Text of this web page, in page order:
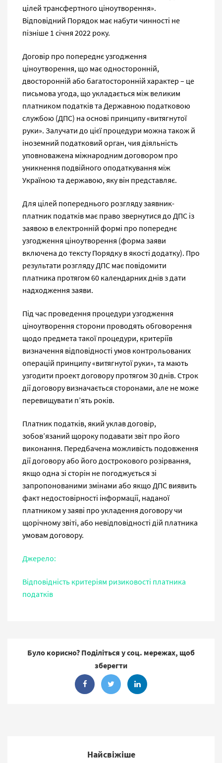
цілей трансфертного ціноутворення».
Відповідний Порядок має набути чинності не
пізніше 1 січня 2022 року.
Договір про попереднє узгодження
ціноутворення, що має односторонній,
двосторонній або багатосторонній характер – це
письмова угода, що укладається між великим
платником податків та Державною податковою
службою (ДПС) на основі принципу «витягнутої
руки». Залучати до цієї процедури можна також й
іноземний податковий орган, чия діяльність
уповноважена міжнародним договором про
уникнення подвійного оподаткування між
Україною та державою, яку він представляє.
Для цілей попереднього розгляду заявник-
платник податків має право звернутися до ДПС із
заявою в електронній формі про попереднє
узгодження ціноутворення (форма заяви
включена до тексту Порядку в якості додатку). Про
результати розгляду ДПС має повідомити
платника протягом 60 календарних днів з дати
надходження заяви.
Під час проведення процедури узгодження
ціноутворення сторони проводять обговорення
щодо предмета такої процедури, критеріїв
визначення відповідності умов контрольованих
операцій принципу «витягнутої руки», та мають
узгодити проект договору протягом 30 днів. Строк
дії договору визначається сторонами, але не може
перевищувати п’ять років.
Платник податків, який уклав договір,
зобов’язаний щороку подавати звіт про його
виконання. Передбачена можливість подовження
дії договору або його дострокового розірвання,
якщо одна зі сторін не погоджується зі
запропонованими змінами або якщо ДПС виявить
факт недостовірності інформації, наданої
платником у заяві про укладення договору чи
щорічному звіті, або невідповідності дій платника
умовам договору.
Джерело:
Відповідність критеріям ризиковості платника
податків
Було корисно? Поділіться у соц. мережах, щоб
зберегти
Найсвіжіше